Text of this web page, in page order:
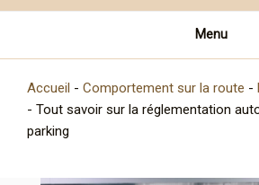
Menu
Accueil - Comportement sur la route -
- Tout savoir sur la réglementation
parking